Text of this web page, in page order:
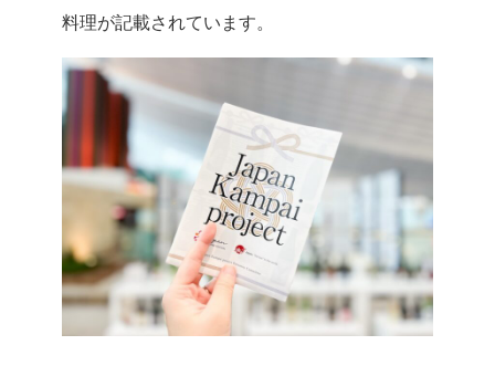
料理が記載されています。